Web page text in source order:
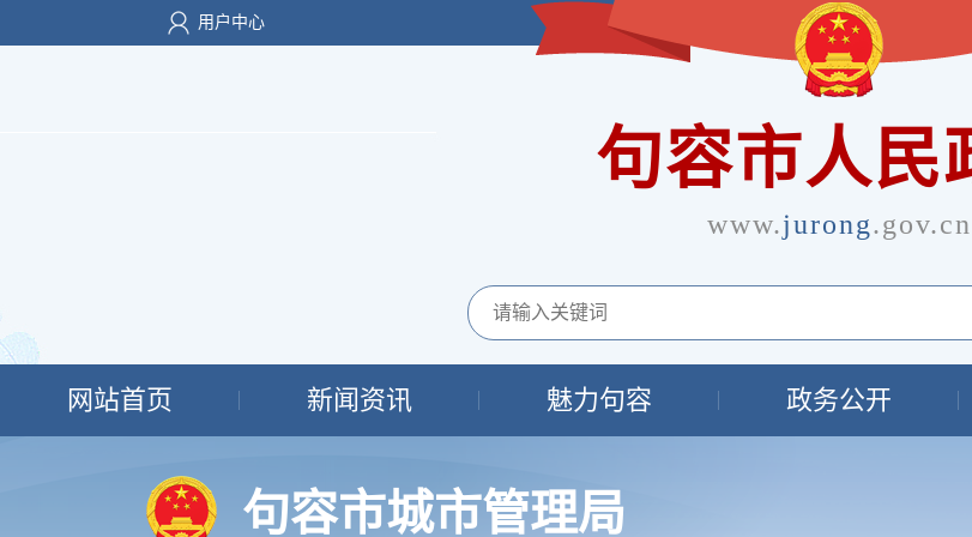
用户中心
句容市人民
www.jurong.gov.cn
网站首页 新闻资讯 魅力句容 政务公开
句容市城市管理局